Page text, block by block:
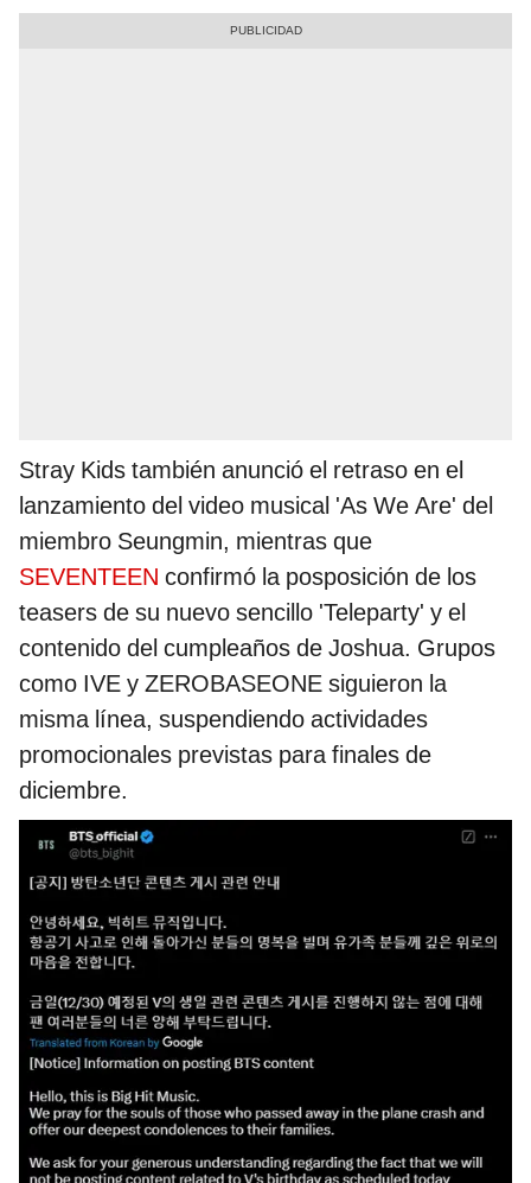
Stray Kids también anunció el retraso en el
lanzamiento del video musical 'As We Are' del
miembro Seungmin, mientras que
SEVENTEEN confirmó la posposición de los
teasers de su nuevo sencillo 'Teleparty' y el
contenido del cumpleaños de Joshua. Grupos
como IVE y ZEROBASEONE siguieron la
misma línea, suspendiendo actividades
promocionales previstas para finales de
diciembre.